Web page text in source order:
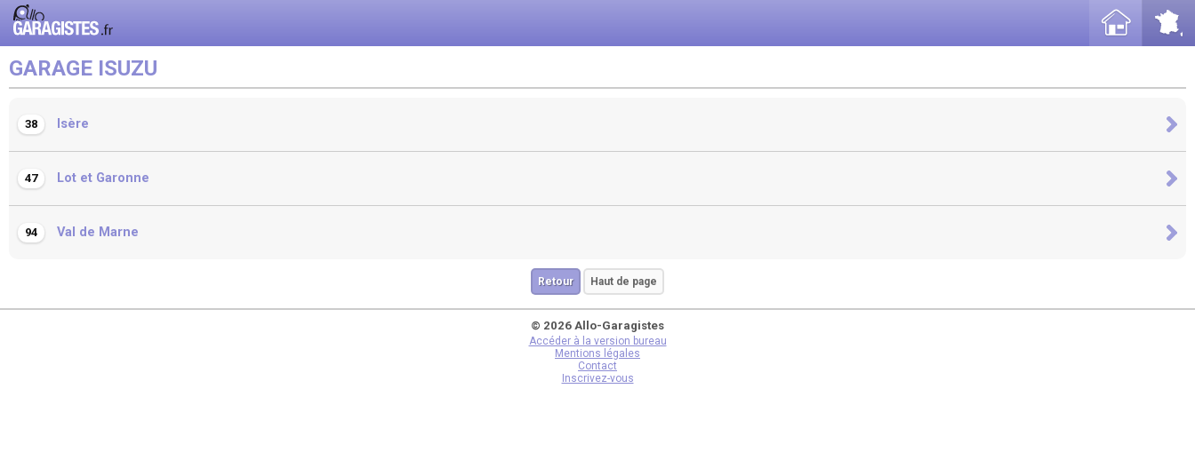
GARAGE ISUZU
38 Isère
47 Lot et Garonne
94 Val de Marne
Retour Haut de page
© 2026 Allo-Garagistes
Accéder à la version bureau
Mentions légales
Contact
Inscrivez-vous